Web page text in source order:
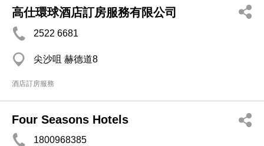
高仕環球酒店訂房服務有限公司
2522 6681
尖沙咀 赫德道8
酒店訂房服務
Four Seasons Hotels
1800968385